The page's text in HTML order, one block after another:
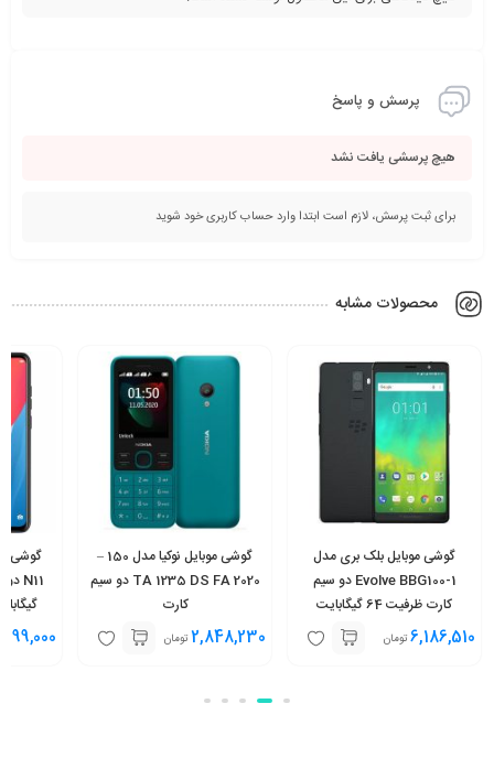
پرسش و پاسخ
هیچ پرسشی یافت نشد
برای ثبت پرسش، لازم است ابتدا وارد حساب کاربری خود شوید
محصولات مشابه
گوشی موبایل بلک بری مدل
Evolve BBG100-1 دو سیم‌
کارت ظرفیت 64 گیگابایت
6,186,510 تومان
گوشی موبایل نوکیا مدل 150 –
2020 TA 1235 DS FA دو سیم‌
کارت
2,848,230 تومان